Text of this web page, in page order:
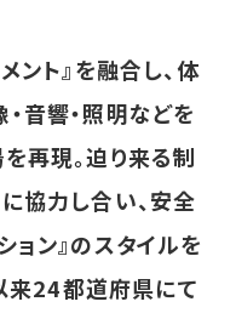
ント』を融合し、体
音響・照明などを
再現。迫り来る制
協力し合い、安全
ョン』のスタイルを
来24都道府県にて